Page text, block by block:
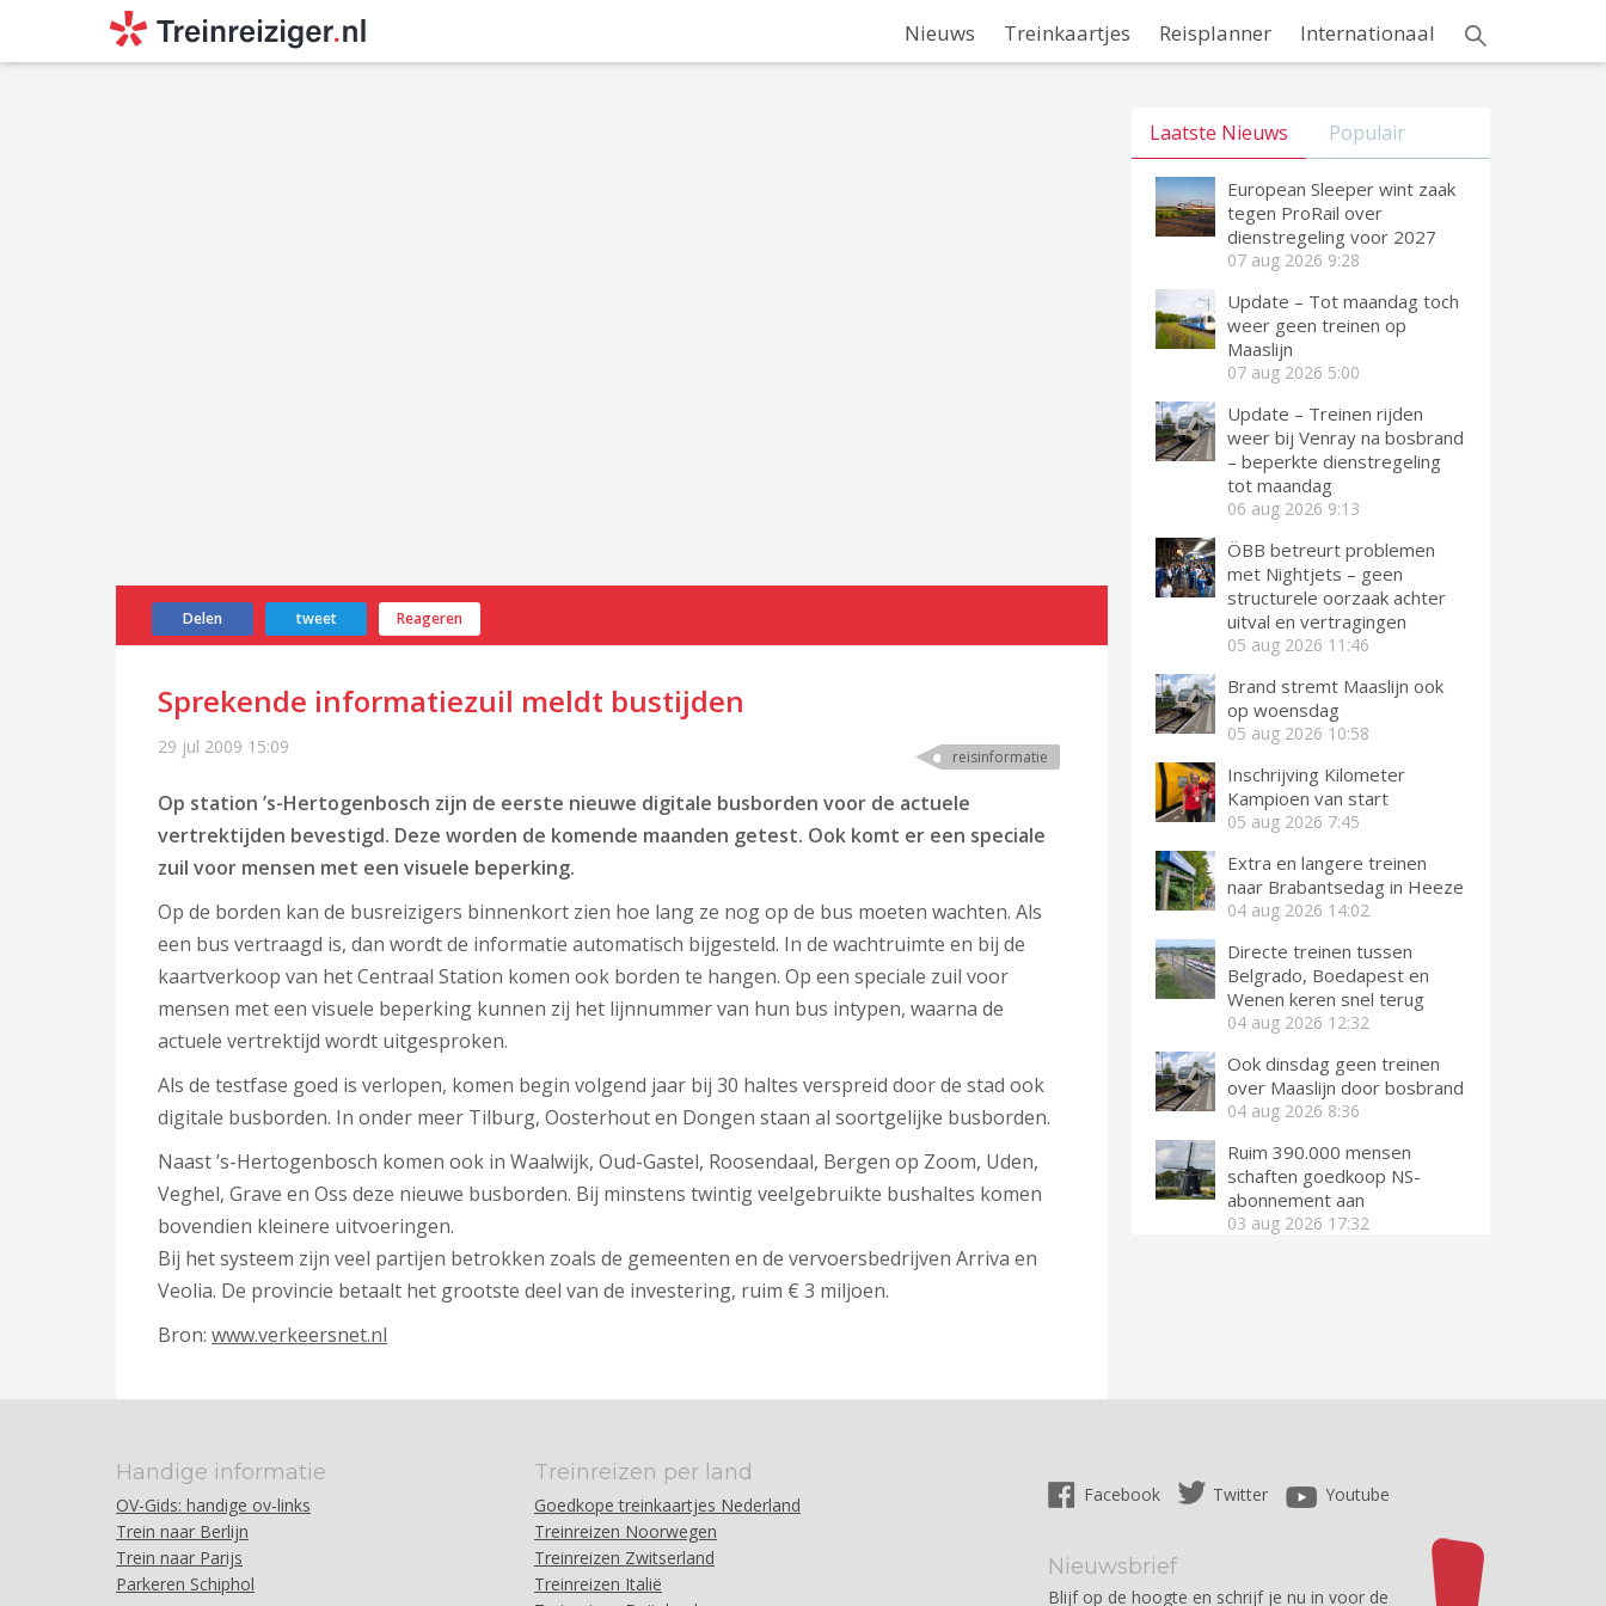
Nieuws Treinkaartjes Reisplanner Internationaal
Delen tweet Reageren
Sprekende informatiezuil meldt bustijden
29 jul 2009 15:09 reisinformatie
Op station ’s-Hertogenbosch zijn de eerste nieuwe digitale busborden voor de actuele
vertrektijden bevestigd. Deze worden de komende maanden getest. Ook komt er een speciale
zuil voor mensen met een visuele beperking.
Op de borden kan de busreizigers binnenkort zien hoe lang ze nog op de bus moeten wachten. Als
een bus vertraagd is, dan wordt de informatie automatisch bijgesteld. In de wachtruimte en bij de
kaartverkoop van het Centraal Station komen ook borden te hangen. Op een speciale zuil voor
mensen met een visuele beperking kunnen zij het lijnnummer van hun bus intypen, waarna de
actuele vertrektijd wordt uitgesproken.
Als de testfase goed is verlopen, komen begin volgend jaar bij 30 haltes verspreid door de stad ook
digitale busborden. In onder meer Tilburg, Oosterhout en Dongen staan al soortgelijke busborden.
Naast ’s-Hertogenbosch komen ook in Waalwijk, Oud-Gastel, Roosendaal, Bergen op Zoom, Uden,
Veghel, Grave en Oss deze nieuwe busborden. Bij minstens twintig veelgebruikte bushaltes komen
bovendien kleinere uitvoeringen.
Bij het systeem zijn veel partijen betrokken zoals de gemeenten en de vervoersbedrijven Arriva en
Veolia. De provincie betaalt het grootste deel van de investering, ruim € 3 miljoen.
Bron: www.verkeersnet.nl
Laatste Nieuws Populair
European Sleeper wint zaak
tegen ProRail over
dienstregeling voor 2027
07 aug 2026 9:28
Update – Tot maandag toch
weer geen treinen op
Maaslijn
07 aug 2026 5:00
Update – Treinen rijden
weer bij Venray na bosbrand
– beperkte dienstregeling
tot maandag
06 aug 2026 9:13
ÖBB betreurt problemen
met Nightjets – geen
structurele oorzaak achter
uitval en vertragingen
05 aug 2026 11:46
Brand stremt Maaslijn ook
op woensdag
05 aug 2026 10:58
Inschrijving Kilometer
Kampioen van start
05 aug 2026 7:45
Extra en langere treinen
naar Brabantsedag in Heeze
04 aug 2026 14:02
Directe treinen tussen
Belgrado, Boedapest en
Wenen keren snel terug
04 aug 2026 12:32
Ook dinsdag geen treinen
over Maaslijn door bosbrand
04 aug 2026 8:36
Ruim 390.000 mensen
schaften goedkoop NS-
abonnement aan
03 aug 2026 17:32
Handige informatie
OV-Gids: handige ov-links
Trein naar Berlijn
Trein naar Parijs
Parkeren Schiphol
Treinreizen per land
Goedkope treinkaartjes Nederland
Treinreizen Noorwegen
Treinreizen Zwitserland
Treinreizen Italië
Facebook Twitter Youtube
Nieuwsbrief
Blijf op de hoogte en schrijf je nu in voor de